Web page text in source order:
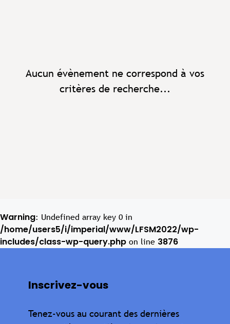
Aucun évènement ne correspond à vos
critères de recherche...
Warning: Undefined array key 0 in
/home/users5/i/imperial/www/LFSM2022/wp-
includes/class-wp-query.php on line 3876
Inscrivez-vous
Tenez-vous au courant des dernières